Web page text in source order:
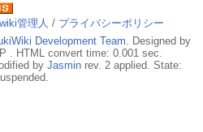
管理人 / プライバシーポリシー
Development Team. Designed by
. HTML convert time: 0.001 sec.
by Jasminrev. 2 applied. State: